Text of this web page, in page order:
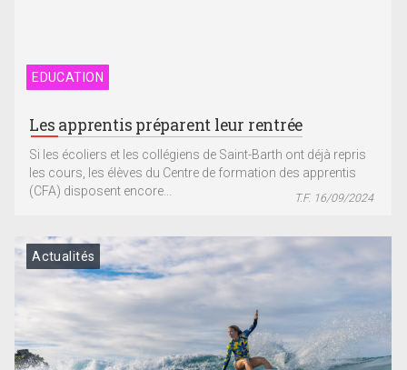
EDUCATION
Les apprentis préparent leur rentrée
Si les écoliers et les collégiens de Saint-Barth ont déjà repris
les cours, les élèves du Centre de formation des apprentis
(CFA) disposent encore...
T.F. 16/09/2024
Actualités